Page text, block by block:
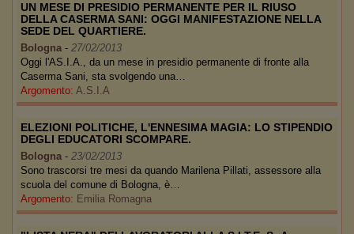
UN MESE DI PRESIDIO PERMANENTE PER IL RIUSO
DELLA CASERMA SANI: OGGI MANIFESTAZIONE NELLA
SEDE DEL QUARTIERE.
Bologna - 27/02/2013
Oggi l'AS.I.A., da un mese in presidio permanente di fronte alla
Caserma Sani, sta svolgendo una…
Argomento: A.S.I.A
ELEZIONI POLITICHE, L'ENNESIMA MAGIA: LO STIPENDIO
DEGLI EDUCATORI SCOMPARE.
Bologna - 23/02/2013
Sono trascorsi tre mesi da quando Marilena Pillati, assessore alla
scuola del comune di Bologna, è…
Argomento: Emilia Romagna